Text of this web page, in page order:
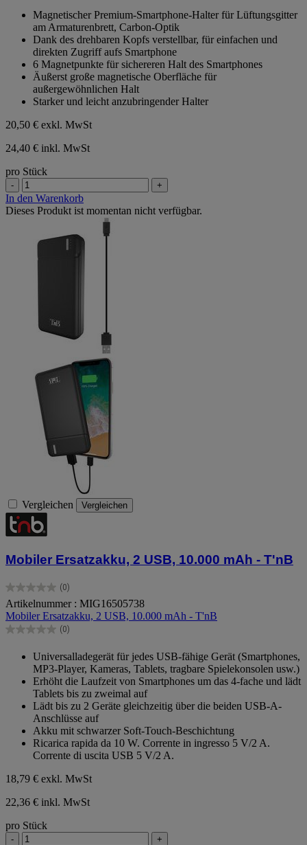
Sternen.
Magnetischer Premium-Smartphone-Halter für Lüftungsgitter
am Armaturenbrett, Carbon-Optik
Dank des drehbaren Kopfs verstellbar, für einfachen und
direkten Zugriff aufs Smartphone
6 Magnetpunkte für sichereren Halt des Smartphones
Äußerst große magnetische Oberfläche für
außergewöhnlichen Halt
Starker und leicht anzubringender Halter
20,50 € exkl. MwSt
24,40 € inkl. MwSt
pro Stück
- +
In den Warenkorb
Dieses Produkt ist momentan nicht verfügbar.
Vergleichen Vergleichen
Mobiler Ersatzakku, 2 USB, 10.000 mAh ‑ T'nB
(0)
0.0
von
5
Sternen.
Artikelnummer : MIG16505738
Mobiler Ersatzakku, 2 USB, 10.000 mAh ‑ T'nB
(0)
0.0
Sternen.
Universalladegerät für jedes USB-fähige Gerät (Smartphones,
MP3-Player, Kameras, Tablets, tragbare Spielekonsolen usw.)
Erhöht die Laufzeit von Smartphones um das 4-fache und lädt
Tablets bis zu zweimal auf
Lädt bis zu 2 Geräte gleichzeitig über die beiden USB-A-
Anschlüsse auf
Akku mit schwarzer Soft-Touch-Beschichtung
Ricarica rapida da 10 W. Corrente in ingresso 5 V/2 A.
Corrente di uscita USB 5 V/2 A.
18,79 € exkl. MwSt
22,36 € inkl. MwSt
pro Stück
- +